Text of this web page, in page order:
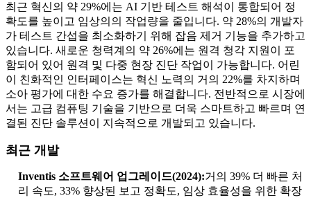
최근 혁신의 약 29%에는 AI 기반 테스트 해석이 통합되어 정
확도를 높이고 임상의의 작업량을 줄입니다. 약 28%의 개발자
가 테스트 간섭을 최소화하기 위해 잡음 제거 기능을 추가하고
있습니다. 새로운 청력계의 약 26%에는 원격 청각 지원이 포
함되어 있어 원격 및 다중 현장 진단 작업이 가능합니다. 어린
이 친화적인 인터페이스는 혁신 노력의 거의 22%를 차지하며
소아 평가에 대한 수요 증가를 해결합니다. 전반적으로 시장에
서는 고급 컴퓨팅 기술을 기반으로 더욱 스마트하고 빠르며 연
결된 진단 솔루션이 지속적으로 개발되고 있습니다.
최근 개발
Inventis 소프트웨어 업그레이드(2024):거의 39% 더 빠른 처
리 속도, 33% 향상된 보고 정확도, 임상 효율성을 위한 확장